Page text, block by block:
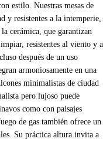
estilo. Nuestras mesas de
y resistentes a la intemperie,
cerámica, que garantizan
resistentes al viento y a
después de un uso
armoniosamente en una
minimalistas de ciudad
pero lujoso puede
como con paisajes
de gas también ofrece un
Su práctica altura invita a